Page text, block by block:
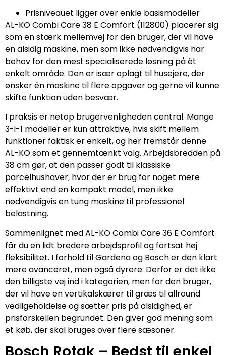
Prisniveauet ligger over enkle basismodeller
AL-KO Combi Care 38 E Comfort (112800) placerer sig
som en stærk mellemvej for den bruger, der vil have
en alsidig maskine, men som ikke nødvendigvis har
behov for den mest specialiserede løsning på ét
enkelt område. Den er især oplagt til husejere, der
ønsker én maskine til flere opgaver og gerne vil kunne
skifte funktion uden besvær.
I praksis er netop brugervenligheden central. Mange
3-i-1 modeller er kun attraktive, hvis skift mellem
funktioner faktisk er enkelt, og her fremstår denne
AL-KO som et gennemtænkt valg. Arbejdsbredden på
38 cm gør, at den passer godt til klassiske
parcelhushaver, hvor der er brug for noget mere
effektivt end en kompakt model, men ikke
nødvendigvis en tung maskine til professionel
belastning.
Sammenlignet med AL-KO Combi Care 36 E Comfort
får du en lidt bredere arbejdsprofil og fortsat høj
fleksibilitet. I forhold til Gardena og Bosch er den klart
mere avanceret, men også dyrere. Derfor er det ikke
den billigste vej ind i kategorien, men for den bruger,
der vil have en vertikalskærer til græs til allround
vedligeholdelse og sætter pris på alsidighed, er
prisforskellen begrundet. Den giver god mening som
et køb, der skal bruges over flere sæsoner.